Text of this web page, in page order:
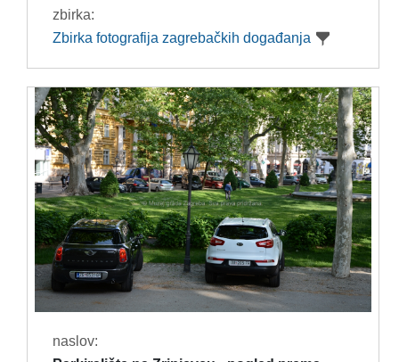
zbirka:
Zbirka fotografija zagrebačkih događanja
naslov: